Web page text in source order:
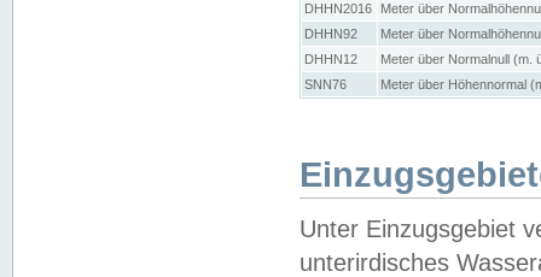
DHHN2016
Meter über
DHHN92
Meter über
DHHN12
Meter über Normalnull (m.
SNN76
Meter über Höhennormal
Unter Einzugsgebiet
unterirdisches